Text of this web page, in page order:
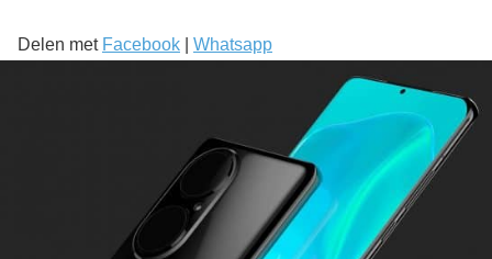
Delen met Facebook Whatsapp